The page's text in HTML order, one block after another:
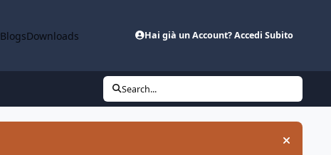
BlogsDownloads Hai già un Account? Accedi Subito
Search...
Hide